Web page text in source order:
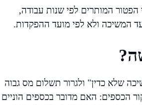
הפטור המותרים לפי שנות עבודה,
המשיכה ולא לפי מועד ההפקדות.
שלא כדין" ולגרור תשלום מס גבוה
מקור הכספים: האם מדובר בכספים הוניים